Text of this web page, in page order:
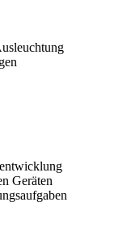
Geräten